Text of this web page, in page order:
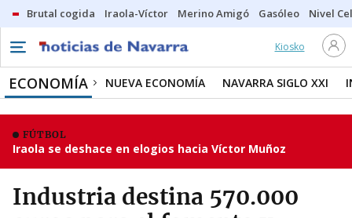
Brutal cogida Iraola-Víctor Merino Amigó Gasóleo Nivel
Kiosko
ECONOMÍA NUEVA ECONOMÍA NAVARRA SIGLO XXI
FÚTBOL
Iraola se deshace en elogios hacia Víctor Muñoz
Industria destina 570.000